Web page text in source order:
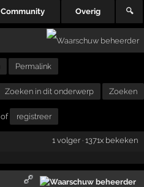
Community Overig 🔍
Permalink
Zoeken in dit onderwerp Zoeken
of registreer
1 volger · 1371x bekeken